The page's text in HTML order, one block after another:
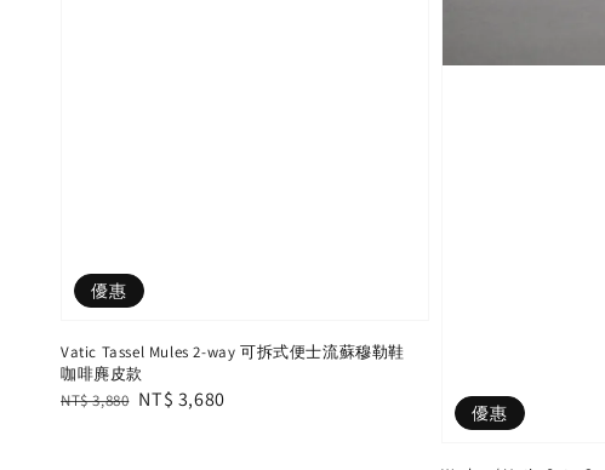
優惠
Vatic Tassel Mules 2-way 可拆式便士流蘇穆勒鞋
咖啡麂皮款
Regular
NT$ 3,880 Sale
NT$ 3,680
優惠